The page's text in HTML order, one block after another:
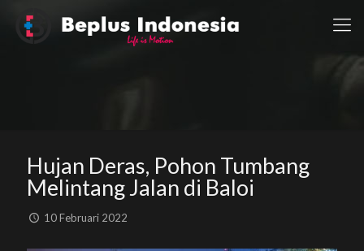
Hujan Deras, Pohon Tumbang
Melintang Jalan di Baloi
10 Februari 2022